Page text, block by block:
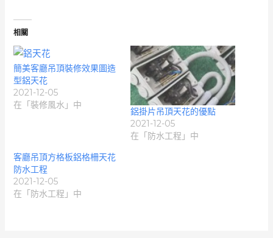
相關
簡美客廳吊頂裝修效果圖造
型鋁天花
2021-12-05
在「裝修風水」中
鋁掛片吊頂天花的優點
2021-12-05
在「防水工程」中
客廳吊頂方格板鋁格柵天花
防水工程
2021-12-05
在「防水工程」中